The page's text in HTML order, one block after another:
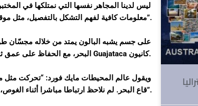
معلومات كافية لفهم التشكل بالتفصيل، مثل موقع الأجزاء التناسلية والجوانب الأخرى”.
البحر، مع الحفاظ على عمق ثابت، ما قد يسهل التغذية في الخندق الغامض تحت الماء المعروف باسم Guajataca كانيون.
ويقول عالم المحيطات مايك فورد: “تحركت مثل
قاع البحر. لم نلاحظ ارتباطا مباشرا أثناء الغوص، ولكن يبدو أن الكائن الحي يلامس قاع البحر”.